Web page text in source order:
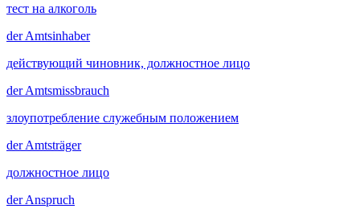
тест на алкоголь
derAmtsinhaber
действующий чиновник, должностное лицо
derAmtsmissbrauch
злоупотребление служебным положением
derAmtsträger
должностное лицо
derAnspruch